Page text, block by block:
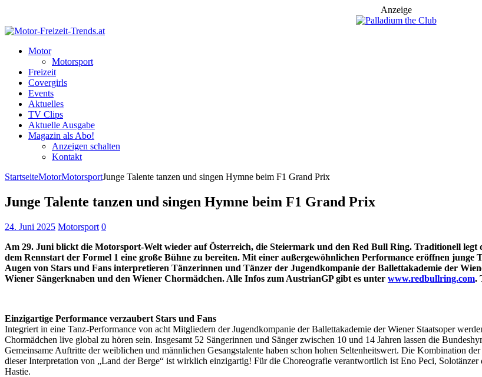
Anzeige
Motor
Motorsport
Freizeit
Covergirls
Events
Aktuelles
TV Clips
Aktuelle Ausgabe
Magazin als Abo!
Anzeigen schalten
Kontakt
StartseiteMotorMotorsportJunge Talente tanzen und singen Hymne beim F1 Grand Prix
Junge Talente tanzen und singen Hymne beim F1 Grand Prix
24. Juni 2025 Motorsport 0
Am 29. Juni blickt die Motorsport-Welt wieder auf Österreich, die Steiermark und den Red Bull Ring. Traditionell
dem Rennstart der Formel 1 eine große Bühne zu bereiten. Mit einer außergewöhnlichen Performance eröffnen
Augen von Stars und Fans interpretieren Tänzerinnen und Tänzer der Jugendkompanie der Ballettakademie der
Wiener Sängerknaben und den Wiener Chormädchen. Alle Infos zum AustrianGP gibt es unter www.redbullring.com.
Einzigartige Performance verzaubert Stars und Fans
Integriert in eine Tanz-Performance von acht Mitgliedern der Jugendkompanie der Ballettakademie der Wiener Staatsoper
Chormädchen live global zu hören sein. Insgesamt 52 Sängerinnen und Sänger zwischen 10 und 14 Jahren lassen die
Gemeinsame Auftritte der weiblichen und männlichen Gesangstalente haben schon hohen Seltenheitswert. Die Kombination
dieser Interpretation von „Land der Berge“ ist wirklich einzigartig! Für die Choreografie verantwortlich ist Eno Peci,
Hastie.